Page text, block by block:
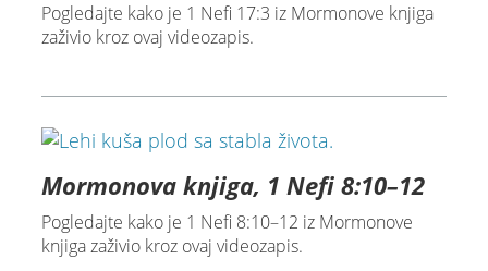
Pogledajte kako je 1 Nefi 17:3 iz Mormonove knjiga
zaživio kroz ovaj videozapis.
Mormonova knjiga, 1 Nefi 8:10–12
Pogledajte kako je 1 Nefi 8:10–12 iz Mormonove
knjiga zaživio kroz ovaj videozapis.